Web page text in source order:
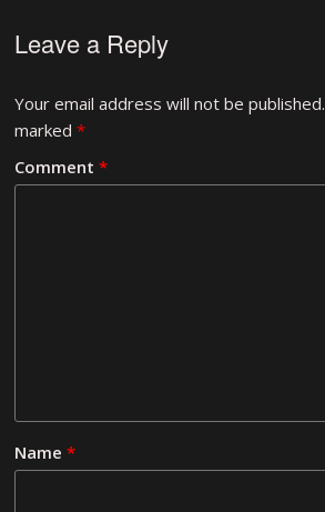
Leave a Reply
Your email address will not be published.
marked*
Comment*
Name*